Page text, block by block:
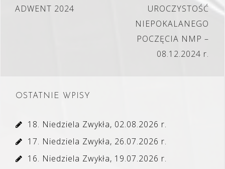
Nawigacja
ADWENT 2024
UROCZYSTOŚĆ
NIEPOKALANEGO
POCZĘCIA NMP –
08.12.2024 r.
OSTATNIE WPISY
18. Niedziela Zwykła, 02.08.2026 r.
17. Niedziela Zwykła, 26.07.2026 r.
16. Niedziela Zwykła, 19.07.2026 r.